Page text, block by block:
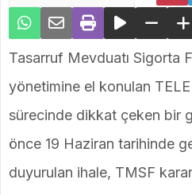
Tasarruf Mevduatı Sigorta
yönetimine el konulan
sürecinde dikkat çeken bir
önce 19 Haziran tarihinde
duyurulan ihale, TMSF